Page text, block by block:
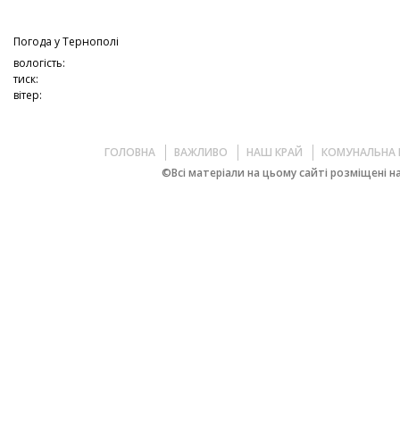
Погода уТернополі
вологість:
тиск:
вітер:
ГОЛОВНА ВАЖЛИВО НАШ КРАЙ
КОМУНАЛЬНА
©Всі матеріали на цьому сайті розміщені